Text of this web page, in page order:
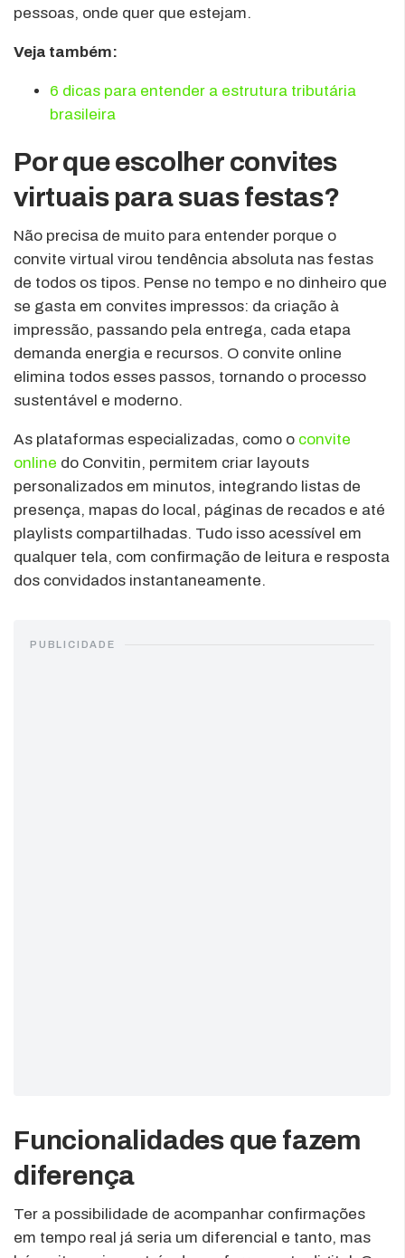
pessoas, onde quer que estejam.
Veja também:
6 dicas para entender a estrutura tributária
brasileira
Por que escolher convites
virtuais para suas festas?
Não precisa de muito para entender porque o
convite virtual virou tendência absoluta nas festas
de todos os tipos. Pense no tempo e no dinheiro que
se gasta em convites impressos: da criação à
impressão, passando pela entrega, cada etapa
demanda energia e recursos. O convite online
elimina todos esses passos, tornando o processo
sustentável e moderno.
As plataformas especializadas, como o convite
online do Convitin, permitem criar layouts
personalizados em minutos, integrando listas de
presença, mapas do local, páginas de recados e até
playlists compartilhadas. Tudo isso acessível em
qualquer tela, com confirmação de leitura e resposta
dos convidados instantaneamente.
PUBLICIDADE
Funcionalidades que fazem
diferença
Ter a possibilidade de acompanhar confirmações
em tempo real já seria um diferencial e tanto, mas